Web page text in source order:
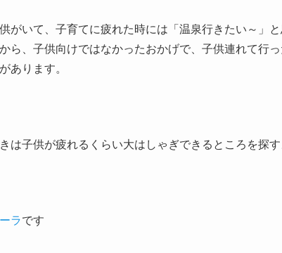
がいて、子育てに疲れた時には「温泉行きたい～」
ら、子供向けではなかったおかげで、子供連れて行
あります。
は子供が疲れるくらい大はしゃぎできるところを探す
ラです